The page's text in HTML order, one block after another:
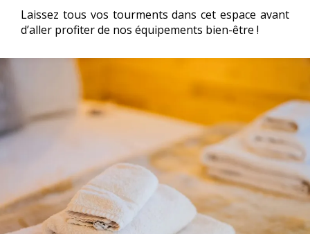
Laissez tous vos tourments dans cet espace avant
d’aller profiter de nos équipements bien-être !